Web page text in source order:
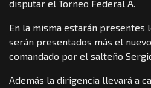
disputar el Torneo Federal A.
En la misma estarán presentes
serán presentados más el
comandado por el salteño
Además la dirigencia llevará a